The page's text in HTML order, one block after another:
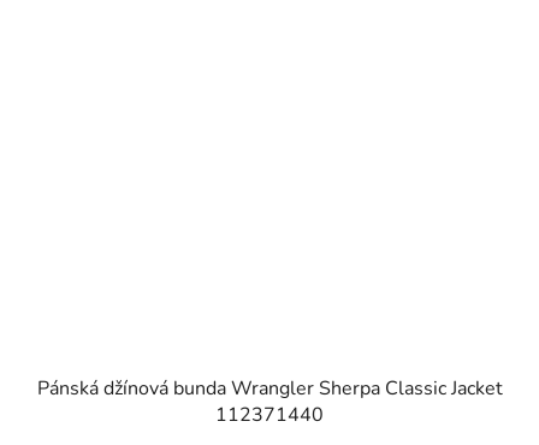
Pánská džínová bunda Wrangler Sherpa Classic Jacket
112371440